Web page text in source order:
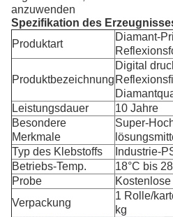
anzuwenden
Spezifikation des
Produktart
Diamant-
Produktbezeichnung
Digital
Leistungsdauer
10 Jahre
Besondere
Merkmale
Super-
Typ des Klebstoffs
Industrie-
Betriebs-Temp.
18°C bis
Probe
Verpackung
1 Rolle/
kg